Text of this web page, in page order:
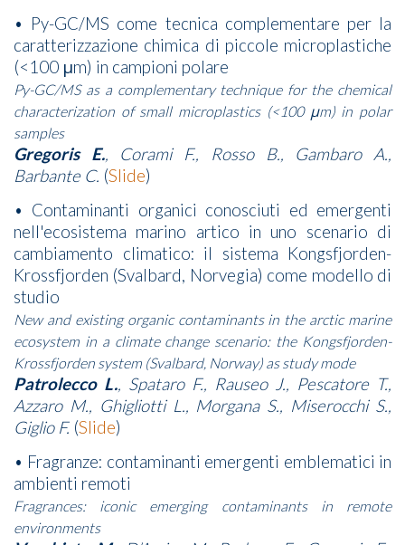
• Py-GC/MS come tecnica complementare per la
caratterizzazione chimica di piccole microplastiche
(<100 μm) in campioni polare
Py-GC/MS as a complementary technique for the chemical
characterization of small microplastics (<100 μm) in polar
samples
Gregoris E., Corami F., Rosso B., Gambaro A.,
Barbante C. (Slide)
• Contaminanti organici conosciuti ed emergenti
nell'ecosistema marino artico in uno scenario di
cambiamento climatico: il sistema Kongsfjorden-
Krossfjorden (Svalbard, Norvegia) come modello di
studio
New and existing organic contaminants in the arctic marine
ecosystem in a climate change scenario: the Kongsfjorden-
Krossfjorden system (Svalbard, Norway) as study mode
Patrolecco L., Spataro F., Rauseo J., Pescatore T.,
Azzaro M., Ghigliotti L., Morgana S., Miserocchi S.,
Giglio F. (Slide)
• Fragranze: contaminanti emergenti emblematici in
ambienti remoti
Fragrances: iconic emerging contaminants in remote
environments